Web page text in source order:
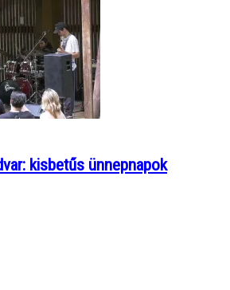
kisbetűs ünnepnapok